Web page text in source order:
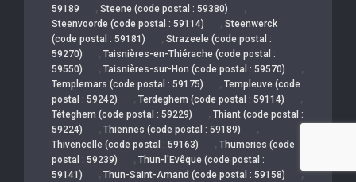
59189
, Steene (code postal : 59380) ,
Steenvoorde (code postal : 59114) , Steenwerck
(code postal : 59181)
, Strazeele (code postal :
59270)
, Taisnières-en-Thiérache (code postal :
59550)
, Taisnières-sur-Hon (code postal : 59570) ,
Templemars (code postal : 59175) , Templeuve (code
postal : 59242)
, Terdeghem (code postal : 59114) ,
Téteghem (code postal : 59229) , Thiant (code postal :
59224)
, Thiennes (code postal : 59189) ,
Thivencelle (code postal : 59163) , Thumeries (code
postal : 59239)
, Thun-l'Evêque (code postal :
59141)
, Thun-Saint-Amand (code postal : 59158) ,